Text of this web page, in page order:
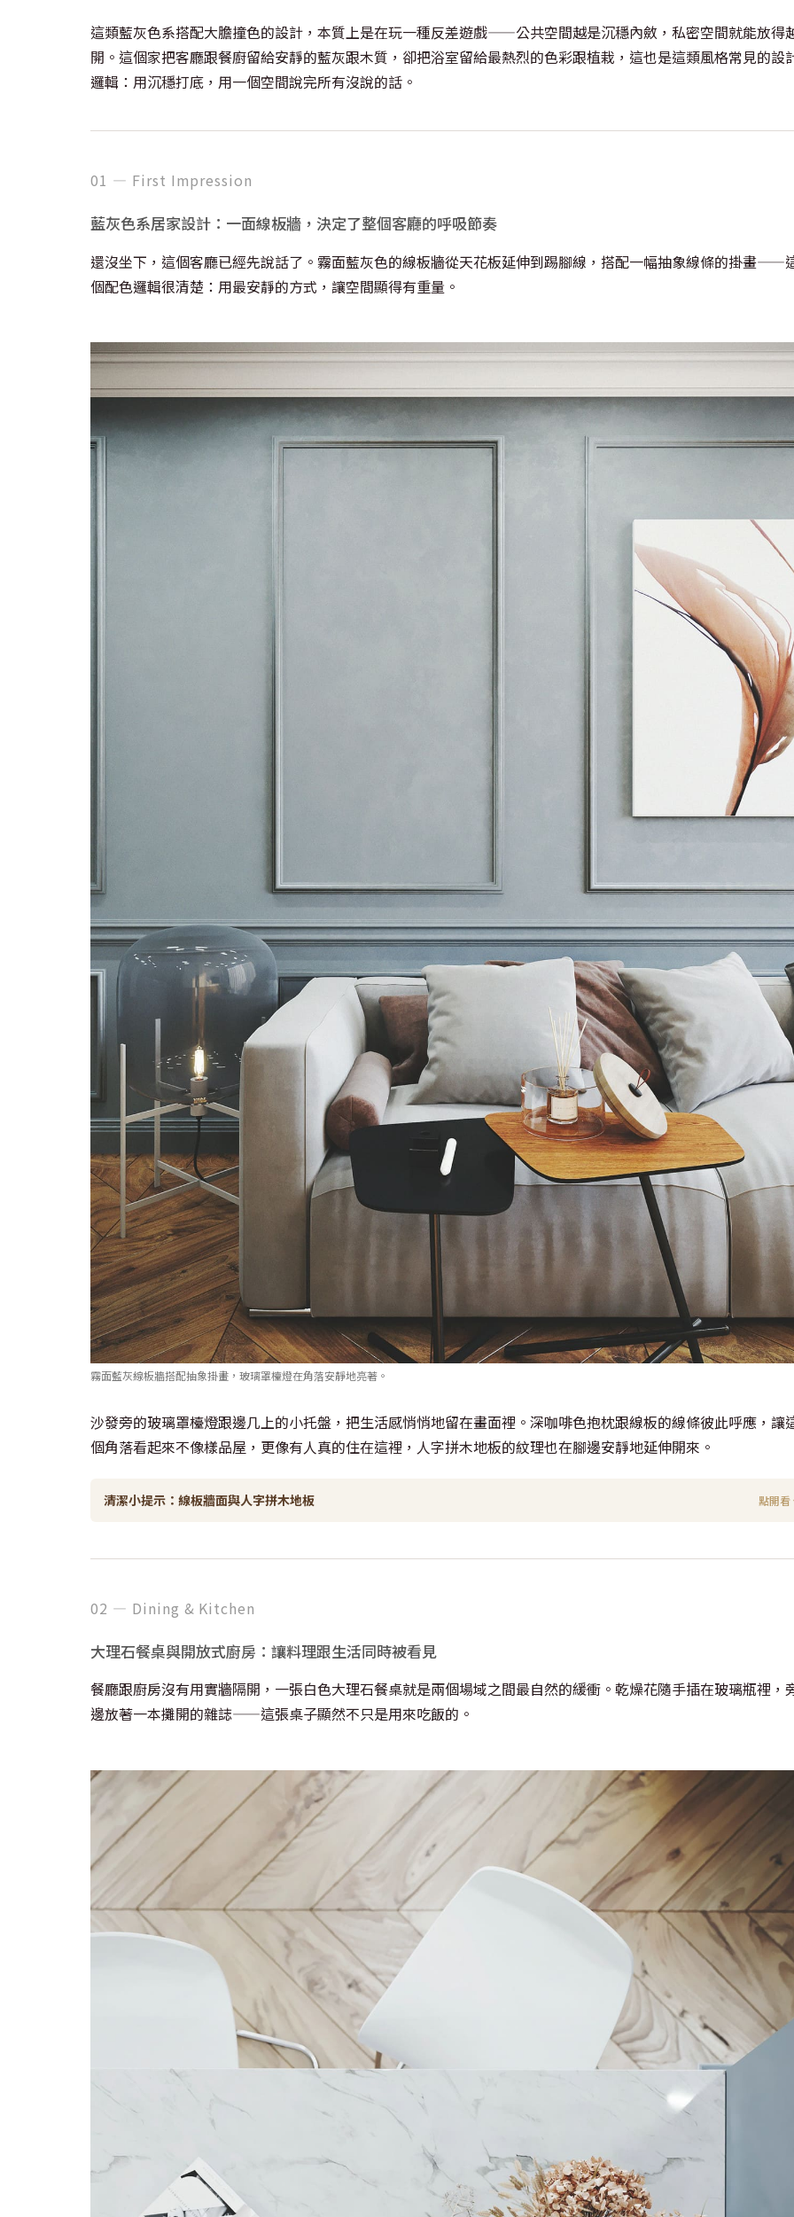
這類藍灰色系搭配大膽撞色的設計，本質上是在玩一種反差遊戲——公共空間越是沉穩內斂，私密空間就能放得
開。這個家把客廳跟餐廚留給安靜的藍灰跟木質，卻把浴室留給最熱烈的色彩跟植栽，這也是這類風格常見的設
邏輯：用沉穩打底，用一個空間說完所有沒說的話。
01 — First Impression
藍灰色系居家設計：一面線板牆，決定了整個客廳的呼吸節奏
還沒坐下，這個客廳已經先說話了。霧面藍灰色的線板牆從天花板延伸到踢腳線，搭配一幅抽象線條的掛畫——
個配色邏輯很清楚：用最安靜的方式，讓空間顯得有重量。
霧面藍灰線板牆搭配抽象掛畫，玻璃罩檯燈在角落安靜地亮著。
沙發旁的玻璃罩檯燈跟邊几上的小托盤，把生活感悄悄地留在畫面裡。深咖啡色抱枕跟線板的線條彼此呼應，讓
個角落看起來不像樣品屋，更像有人真的住在這裡，人字拼木地板的紋理也在腳邊安靜地延伸開來。
清潔小提示：線板牆面與人字拼木地板 點開看
02 — Dining & Kitchen
大理石餐桌與開放式廚房：讓料理跟生活同時被看見
餐廳跟廚房沒有用實牆隔開，一張白色大理石餐桌就是兩個場域之間最自然的緩衝。乾燥花隨手插在玻璃瓶裡，
邊放著一本攤開的雜誌——這張桌子顯然不只是用來吃飯的。